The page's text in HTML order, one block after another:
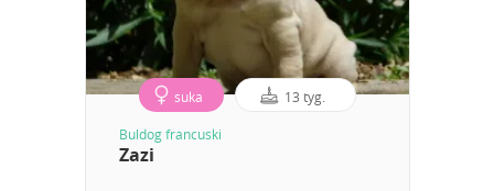
suka 13 tyg.
Buldog francuski
Zazi